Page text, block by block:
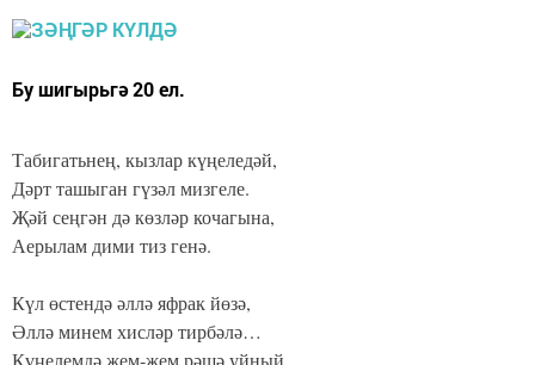
Бу шигырьгә 20 ел.
Табигатьнең, кызлар күңеледәй,
Дәрт ташыган гүзәл мизгеле.
Җәй сеңгән дә көзләр кочагына,
Аерылам дими тиз генә.
Күл өстендә әллә яфрак йөзә,
Әллә минем хисләр тирбәлә…
Күңелемдә җем-җем рәшә уйный,